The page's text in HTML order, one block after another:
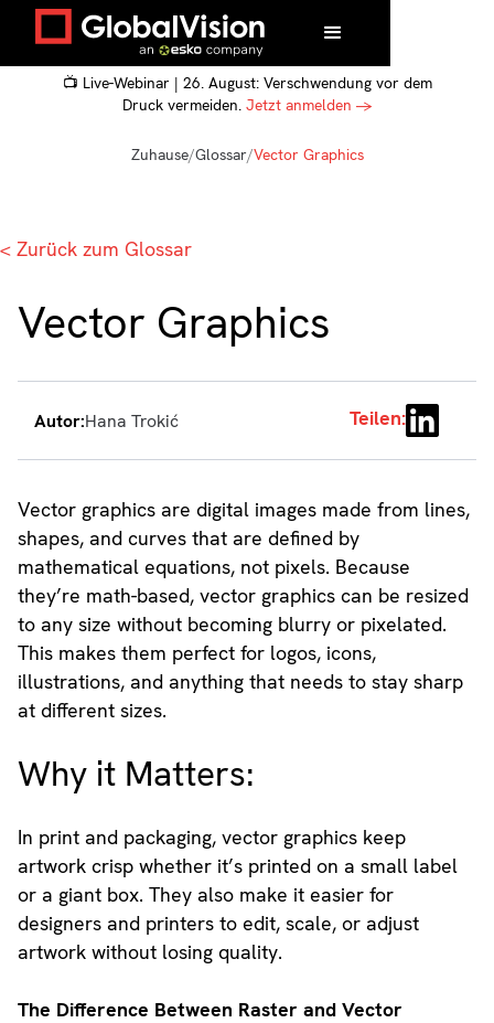
📺 Live-Webinar | 26. August: Verschwendung vor dem
Druck vermeiden. Jetzt anmelden →
Zuhause/Glossar/Vector Graphics
< Zurück zum Glossar
Vector Graphics
Autor:Hana Trokić Teilen:
Vector graphics are digital images made from lines,
shapes, and curves that are defined by
mathematical equations, not pixels. Because
they’re math-based, vector graphics can be resized
to any size without becoming blurry or pixelated.
This makes them perfect for logos, icons,
illustrations, and anything that needs to stay sharp
at different sizes.
Why it Matters:
In print and packaging, vector graphics keep
artwork crisp whether it’s printed on a small label
or a giant box. They also make it easier for
designers and printers to edit, scale, or adjust
artwork without losing quality.
The Difference Between Raster and Vector